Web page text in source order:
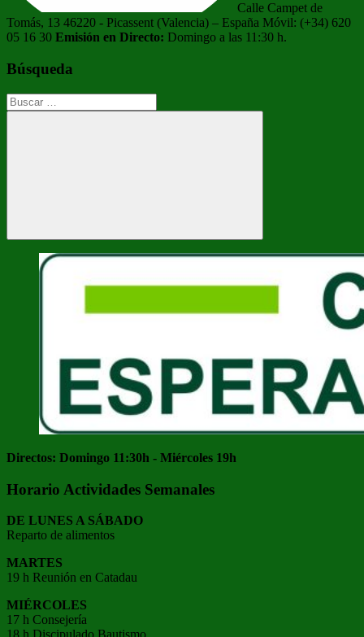
Calle Campet de
Tomás, 13 46220 - Picassent (Valencia) – España Móvil: (+34) 620
05 16 30 Emisión en Directo: Domingo a las 11:30 h.
Búsqueda
Buscar:
Buscar
Directos: Domingo 11:30h - Miércoles 19h
Horario Actividades Semanales
DE LUNES A SÁBADO
Reparto de alimentos
MARTES
19 h Reunión en Catadau
MIÉRCOLES
17 h Consejería